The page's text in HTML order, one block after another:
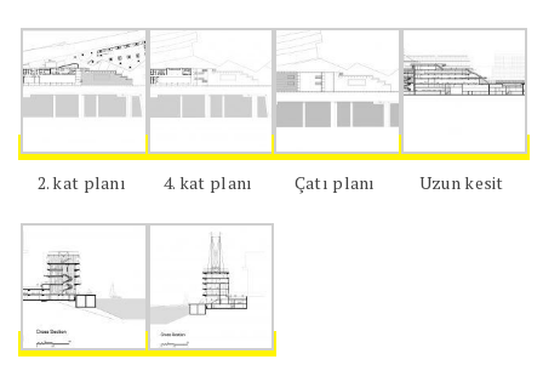
2. kat planı 4. kat planı Çatı planı Uzun kesit